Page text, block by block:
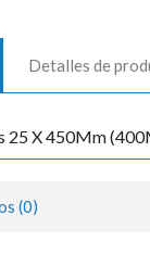
Detalles de
25 X 450Mm
(0)